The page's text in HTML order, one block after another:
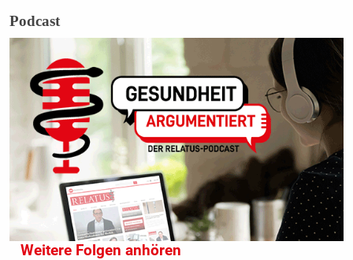
Podcast
Weitere Folgen anhören